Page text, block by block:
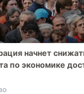
начнет
по экономике